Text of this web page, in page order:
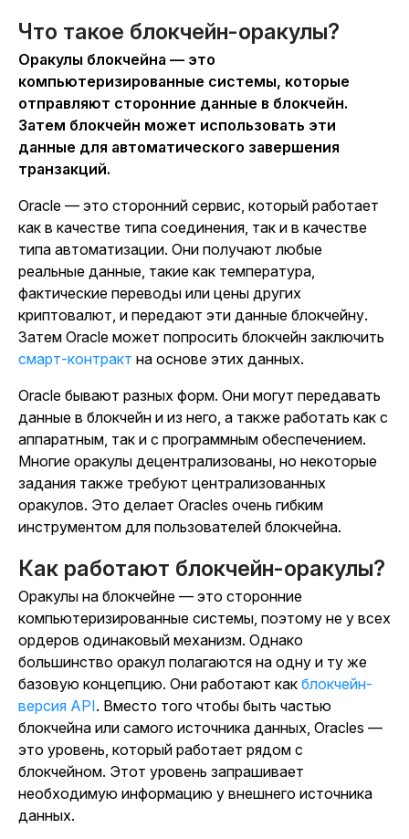
Что такое блокчейн-оракулы?
Оракулы блокчейна — это
компьютеризированные системы, которые
отправляют сторонние данные в блокчейн.
Затем блокчейн может использовать эти
данные для автоматического завершения
транзакций.
Oracle — это сторонний сервис, который работает
как в качестве типа соединения, так и в качестве
типа автоматизации. Они получают любые
реальные данные, такие как температура,
фактические переводы или цены других
криптовалют, и передают эти данные блокчейну.
Затем Oracle может попросить блокчейн заключить
смарт-контракт на основе этих данных.
Oracle бывают разных форм. Они могут передавать
данные в блокчейн и из него, а также работать как с
аппаратным, так и с программным обеспечением.
Многие оракулы децентрализованы, но некоторые
задания также требуют централизованных
оракулов. Это делает Oracles очень гибким
инструментом для пользователей блокчейна.
Как работают блокчейн-оракулы?
Оракулы на блокчейне — это сторонние
компьютеризированные системы, поэтому не у всех
ордеров одинаковый механизм. Однако
большинство оракул полагаются на одну и ту же
базовую концепцию. Они работают как блокчейн-
версия API. Вместо того чтобы быть частью
блокчейна или самого источника данных, Oracles —
это уровень, который работает рядом с
блокчейном. Этот уровень запрашивает
необходимую информацию у внешнего источника
данных.